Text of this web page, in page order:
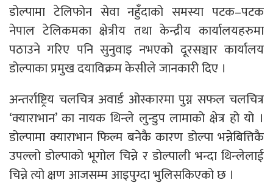
डोल्पामा टेलिफोन सेवा नहुँदाको समस्या पटक–पटक
नेपाल टेलिकमका क्षेत्रीय तथा केन्द्रीय कार्यालयहरुमा
पठाउने गरिए पनि सुनुवाइ नभएको दूरसञ्चार कार्यालय
डोल्पाका प्रमुख दयाविक्रम केसीले जानकारी दिए ।
अन्तर्राष्ट्रिय चलचित्र अवार्ड ओस्कारमा पुग्न सफल चलचित्र
‘क्याराभान’ का नायक थिन्ले लुन्डुप लामाको क्षेत्र हो यो ।
डोल्पामा क्याराभान फिल्म बनेकै कारण डोल्पा भन्नेबित्तिकै
उपल्लो डोल्पाको भूगोल चिन्ने र डोल्पाली भन्दा थिन्लेलाई
चिन्ने त्यो क्षण आजसम्म आइपुग्दा भुलिसकिएको छ ।